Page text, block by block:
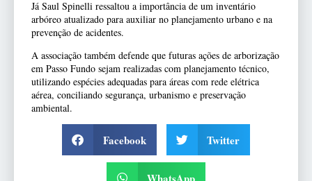
Já Saul Spinelli ressaltou a importância de um inventário
arbóreo atualizado para auxiliar no planejamento urbano e na
prevenção de acidentes.
A associação também defende que futuras ações de arborização
em Passo Fundo sejam realizadas com planejamento técnico,
utilizando espécies adequadas para áreas com rede elétrica
aérea, conciliando segurança, urbanismo e preservação
ambiental.
Facebook Twitter